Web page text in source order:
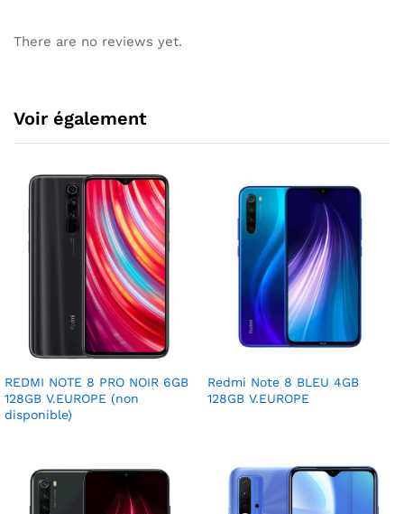
There are no reviews yet.
Voir également
REDMI NOTE 8 PRO NOIR 6GB
128GB V.EUROPE (non
disponible)
Redmi Note 8 BLEU 4GB
128GB V.EUROPE